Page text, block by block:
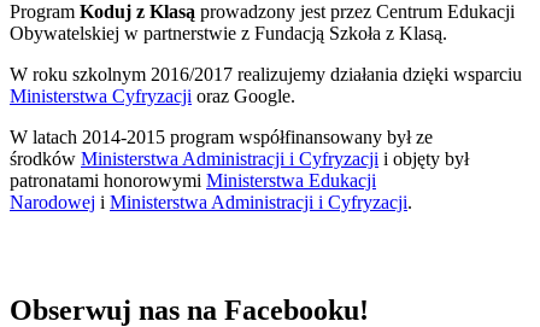
Program Koduj z Klasą prowadzony jest przez Centrum Edukacji
Obywatelskiej w partnerstwie z Fundacją Szkoła z Klasą.
W roku szkolnym 2016/2017 realizujemy działania dzięki wsparciu
Ministerstwa Cyfryzacji oraz Google.
W latach 2014-2015 program współfinansowany był ze
środków Ministerstwa Administracji i Cyfryzacji i objęty był
patronatami honorowymi Ministerstwa Edukacji
Narodowej i Ministerstwa Administracji i Cyfryzacji.
Obserwuj nas na Facebooku!